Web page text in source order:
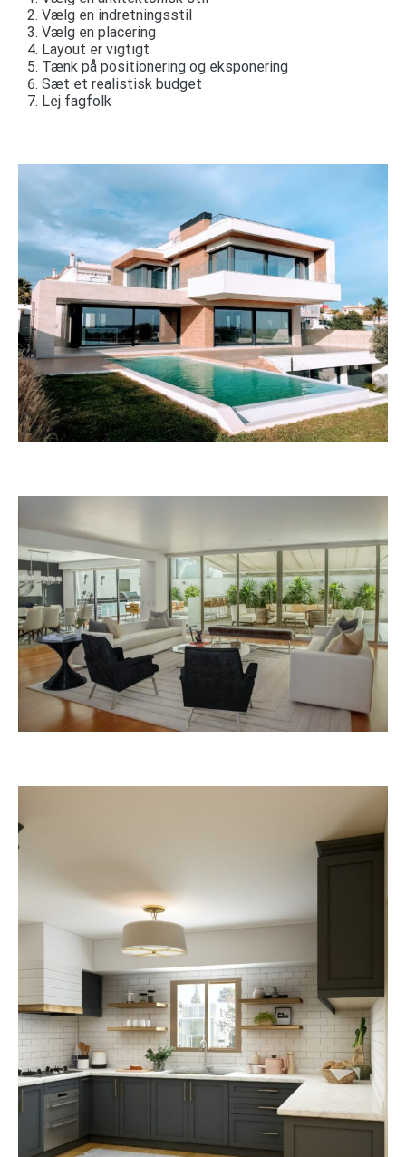
Vælg en indretningsstil
Vælg en placering
Layout er vigtigt
Tænk på positionering og eksponering
Sæt et realistisk budget
Lej fagfolk